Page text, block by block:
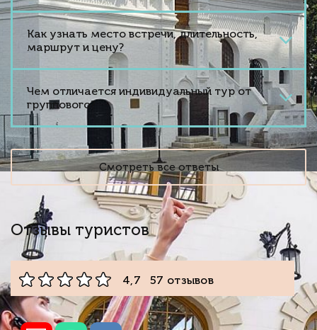
Как узнать место встречи, длительность,
маршрут и цену?
Чем отличается индивидуальный тур от
группового?
Смотреть все ответы
Отзывы туристов
4,7 57 отзывов